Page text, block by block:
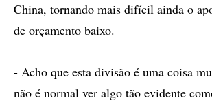
China, tornando mais difícil ainda o
de orçamento baixo.
- Acho que esta divisão é uma coisa
não é normal ver algo tão evidente